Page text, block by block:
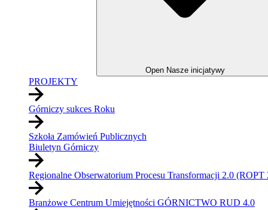
Open Nasze inicjatywy
PROJEKTY
Górniczy sukces Roku
Szkoła Zamówień Publicznych
Biuletyn Górniczy
Regionalne Obserwatorium Procesu Transformacji 2.0 (ROPT
Branżowe Centrum Umiejętności GÓRNICTWO RUD 4.0